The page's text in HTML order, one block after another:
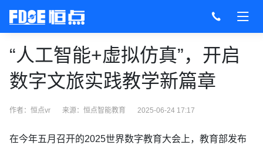
“人工智能+虚拟仿真”，开启
数字文旅实践教学新篇章
作者：恒点vr 来源： 恒点智能教育 2025-06-24 17:17
在今年五月召开的2025世界数字教育大会上，教育部发布